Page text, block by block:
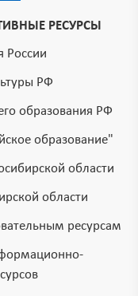
РЕСУРСЫ
России
РФ
образования РФ
образование"
области
области
ресурсам